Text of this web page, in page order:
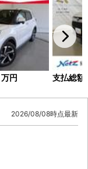
万円 支払総額
2026/08/08時点最新